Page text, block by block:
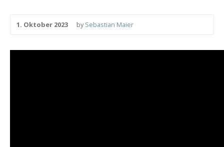
1. Oktober 2023 bySebastian Maier